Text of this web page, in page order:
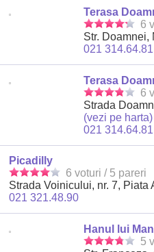
Terasa
6
Str. Doamnei,
021 314.64.81
Terasa
6
Strada
(vezi pe harta)
021 314.64.81
Picadilly
6 voturi / 5 pareri
Strada Voinicului, nr. 7, Piata
021 321.48.90
Hanul lui
5